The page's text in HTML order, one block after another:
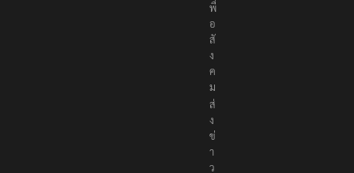
พื่
อ
สั
ง
ค
ม
ส่
ง
ข่
า
ว